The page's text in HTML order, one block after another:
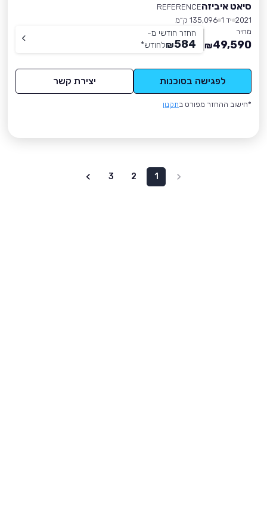
סיאט איביזהREFERENCE
2021 יד 1
135,096 ק״מ
מחיר
49,590
₪
החזר חודשי מ-
584
₪לחודש*
לפגישה בסוכנות יצירת קשר
*חישוב ההחזר מפורט בתקנון
1
2
3